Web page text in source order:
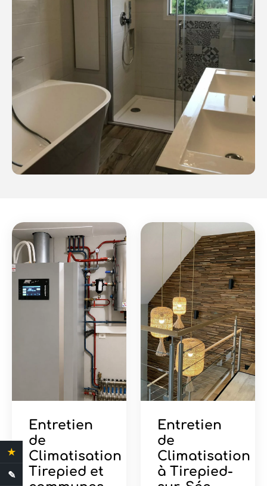
Entretien
de
Climatisation
Tirepied et
Entretien
de
Climatisation
à Tirepied-
★ 4.4 Avis clients
✎ Demande de devis